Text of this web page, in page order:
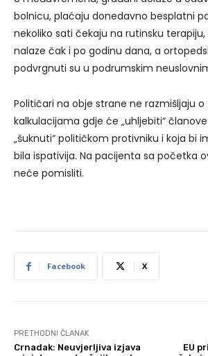
bolnicu, plaćaju donedavno besplatni
nekoliko sati čekaju na rutinsku terapiju,
nalaze čak i po godinu dana, a
podvrgnuti su u podrumskim
Političari na obje strane ne razmišljaju
kalkulacijama gdje će „uhljebiti“
„šuknuti“ političkom protivniku i koja bi
bila ispativija. Na pacijenta sa početka
neće pomisliti.
Facebook X
PRETHODNI ČLANAK
Crnadak: Neuvjerljiva izjava
EU